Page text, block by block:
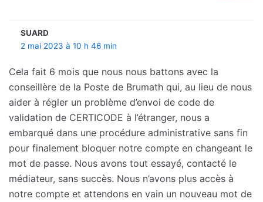
SUARD
2 mai 2023 à 10 h 46 min
Cela fait 6 mois que nous nous battons avec la
conseillère de la Poste de Brumath qui, au lieu de nous
aider à régler un problème d’envoi de code de
validation de CERTICODE à l’étranger, nous a
embarqué dans une procédure administrative sans fin
pour finalement bloquer notre compte en changeant le
mot de passe. Nous avons tout essayé, contacté le
médiateur, sans succès. Nous n’avons plus accès à
notre compte et attendons en vain un nouveau mot de